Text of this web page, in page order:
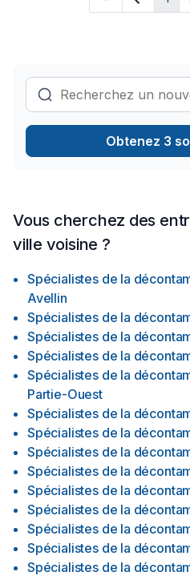
Obtenez 3
Vous cherchez des
ville voisine ?
Spécialistes de la
Avellin
Spécialistes de la
Spécialistes de la
Spécialistes de la
Spécialistes de la
Partie-Ouest
Spécialistes de la
Spécialistes de la
Spécialistes de la
Spécialistes de la
Spécialistes de la
Spécialistes de la
Spécialistes de la
Spécialistes de la
Spécialistes de la